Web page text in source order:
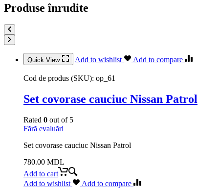
Produse înrudite
Quick View Add to wishlist Add to compare
Cod de produs (SKU): op_61
Set covorase cauciuc Nissan Patrol
Rated 0 out of 5
Fără evaluări
Set covorase cauciuc Nissan Patrol
780.00 MDL
Add to cart
Add to wishlist
Add to compare